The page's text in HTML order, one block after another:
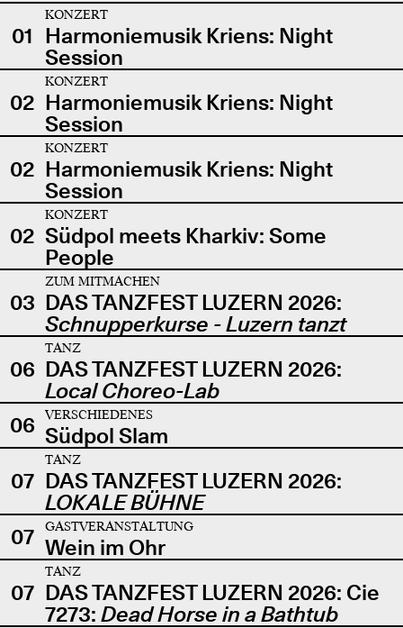
01
KONZERT
Harmoniemusik Kriens: Night
Session
02
KONZERT
Harmoniemusik Kriens: Night
Session
02
KONZERT
Harmoniemusik Kriens: Night
Session
02
KONZERT
Südpol meets Kharkiv: Some
People
03
ZUM MITMACHEN
DAS TANZFEST LUZERN 2026:
Schnupperkurse - Luzern tanzt
06
TANZ
DAS TANZFEST LUZERN 2026:
Local Choreo-Lab
06
VERSCHIEDENES
Südpol Slam
07
TANZ
DAS TANZFEST LUZERN 2026:
LOKALE BÜHNE
07
GASTVERANSTALTUNG
Wein im Ohr
07
TANZ
DAS TANZFEST LUZERN 2026: Cie
7273: Dead Horse in a Bathtub